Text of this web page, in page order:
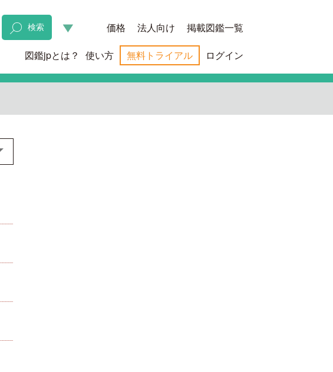
検索 価格 法人向け 掲載図鑑一覧
図鑑jpとは？ 使い方 無料トライアル ログイン